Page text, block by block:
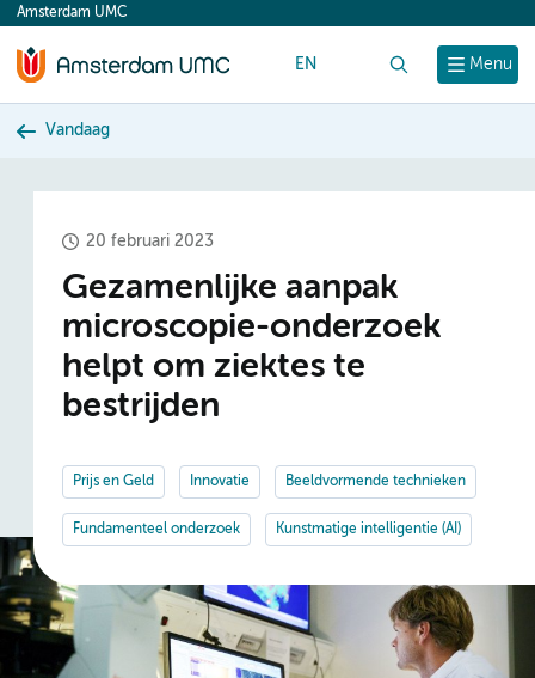
content
Menu
Amsterdam UMC
EN
Vandaag
20 februari 2023
Gezamenlijke aanpak
microscopie-onderzoek
helpt om ziektes te
bestrijden
Prijs en Geld Innovatie Beeldvormende technieken
Fundamenteel onderzoek Kunstmatige intelligentie (AI)